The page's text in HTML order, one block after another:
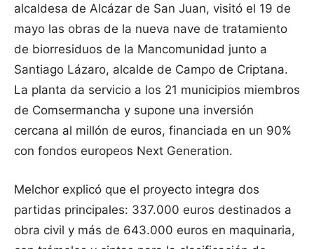
alcaldesa de Alcázar de San Juan, visitó el 19 de
mayo las obras de la nueva nave de tratamiento
de biorresiduos de la Mancomunidad junto a
Santiago Lázaro, alcalde de Campo de Criptana.
La planta da servicio a los 21 municipios miembros
de Comsermancha y supone una inversión
cercana al millón de euros, financiada en un 90%
con fondos europeos Next Generation.
Melchor explicó que el proyecto integra dos
partidas principales: 337.000 euros destinados a
obra civil y más de 643.000 euros en maquinaria,